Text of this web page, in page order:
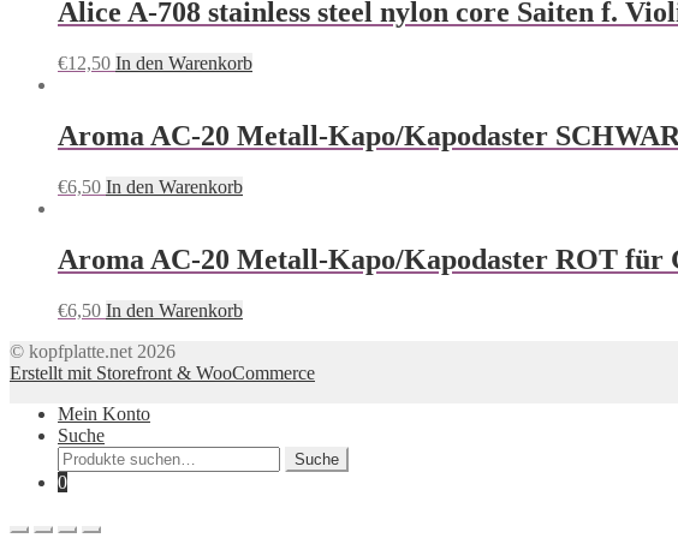
Alice A-708 stainless steel nylon core Saiten f.
€12,50 In den Warenkorb
Aroma AC-20 Metall-Kapo/Kapodaster
€6,50 In den Warenkorb
Aroma AC-20 Metall-Kapo/Kapodaster ROT für
€6,50 In den Warenkorb
© kopfplatte.net 2026
Erstellt mit Storefront & WooCommerce
Mein Konto
Suche
Suche
nach:
Suche
0